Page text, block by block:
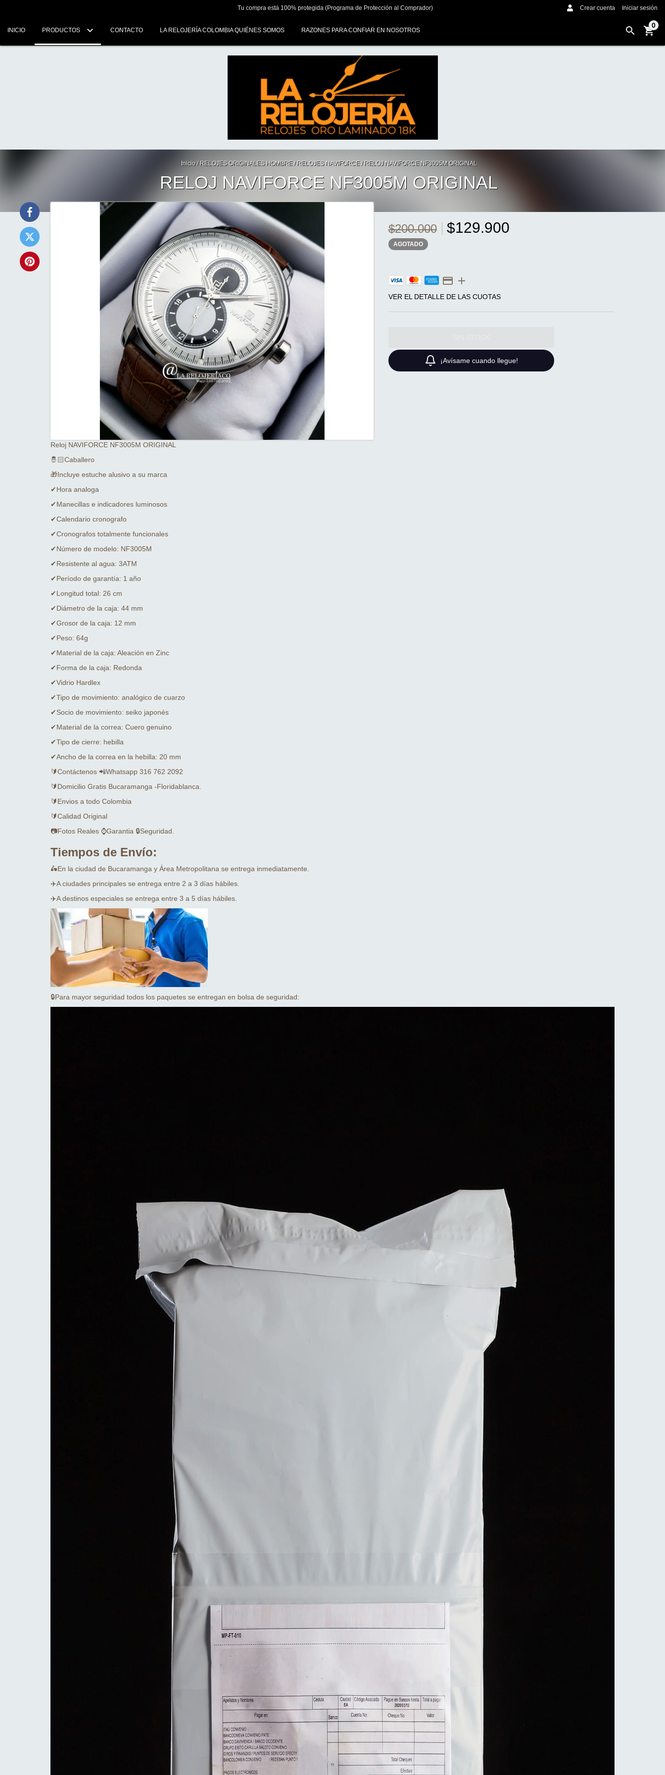
Tu compra está 100% protegida (Programa de Protección al Comprador) Crear cuenta Iniciar sesión
INICIO PRODUCTOS CONTACTO LA RELOJERÍA COLOMBIA QUIÉNES SOMOS RAZONES PARA CONFIAR EN NOSOTROS
0
Inicio / RELOJES ORIGINALES HOMBRE / RELOJES NAVIFORCE / RELOJ NAVIFORCE NF3005M ORIGINAL
RELOJ NAVIFORCE NF3005M ORIGINAL
$200.000 $129.900
AGOTADO
VER EL DETALLE DE LAS CUOTAS
¡Avísame cuando llegue!
Reloj NAVIFORCE NF3005M ORIGINAL
🤴🏻Caballero
🎁Incluye estuche alusivo a su marca
✔Hora analoga
✔Manecillas e indicadores luminosos
✔Calendario cronografo
✔Cronografos totalmente funcionales
✔Número de modelo: NF3005M
✔Resistente al agua: 3ATM
✔Período de garantía: 1 año
✔Longitud total: 26 cm
✔Diámetro de la caja: 44 mm
✔Grosor de la caja: 12 mm
✔Peso: 64g
✔Material de la caja: Aleación en Zinc
✔Forma de la caja: Redonda
✔Vidrio Hardlex
✔Tipo de movimiento: analógico de cuarzo
✔Socio de movimiento: seiko japonés
✔Material de la correa: Cuero genuino
✔Tipo de cierre: hebilla
✔Ancho de la correa en la hebilla: 20 mm
🔰Contáctenos 📲Whatsapp 316 762 2092
🔰Domicilio Gratis Bucaramanga -Floridablanca.
🔰Envios a todo Colombia
🔰Calidad Original
📷Fotos Reales ⌚Garantia 🔒Seguridad.
Tiempos de Envío:
🛵En la ciudad de Bucaramanga y Área Metropolitana se entrega inmediatamente.
✈️A ciudades principales se entrega entre 2 a 3 días hábiles.
✈️A destinos especiales se entrega entre 3 a 5 días hábiles.
🔒Para mayor seguridad todos los paquetes se entregan en bolsa de seguridad: